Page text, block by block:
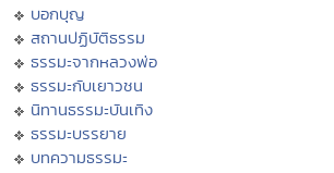
บอกบุญ
สถานปฏิบัติธรรม
ธรรมะจากหลวงพ่อ
ธรรมะกับเยาวชน
นิทานธรรมะบันเทิง
ธรรมะบรรยาย
บทความธรรมะ